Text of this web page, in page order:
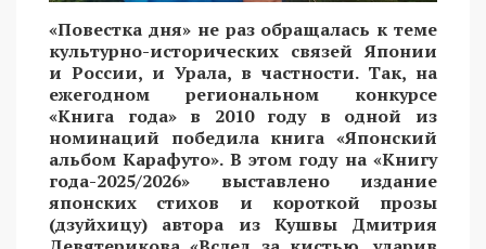
«Повестка дня» не раз обращалась к теме
культурно-исторических связей Японии
и России, и Урала, в частности. Так, на
ежегодном региональном конкурсе
«Книга года» в 2010 году в одной из
номинаций победила книга «Японский
альбом Карафуто». В этом году на «Книгу
года-2025/2026» выставлено издание
японских стихов и короткой прозы
(дзуйхицу) автора из Кушвы Дмитрия